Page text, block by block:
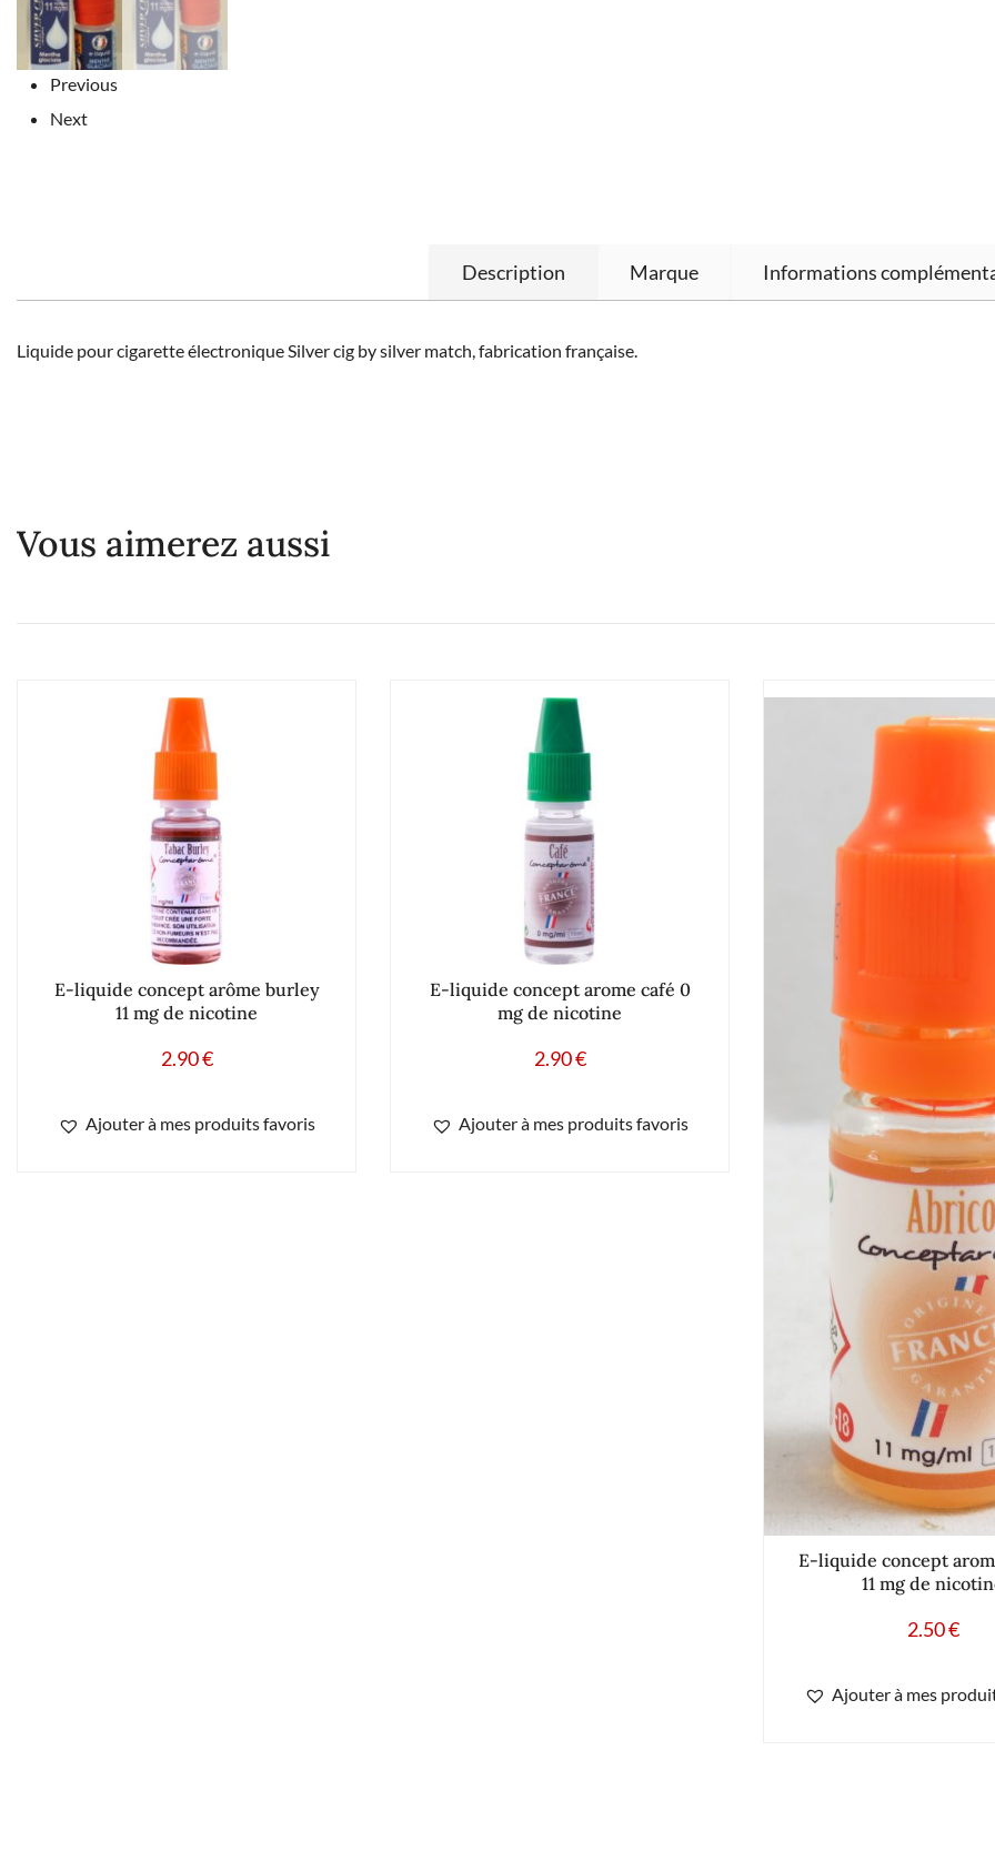
Previous
Next
Description Marque Informations
Liquide pour cigarette électronique Silver cig by silver match, fabrication française.
Vous aimerez aussi
E-liquide concept arôme burley
11 mg de nicotine
2.90€
Ajouter à mes produits favoris
E-liquide concept arome café 0
mg de nicotine
2.90€
Ajouter à mes produits favoris
E-liquide concept
11 mg de
2.50€
Ajouter à mes